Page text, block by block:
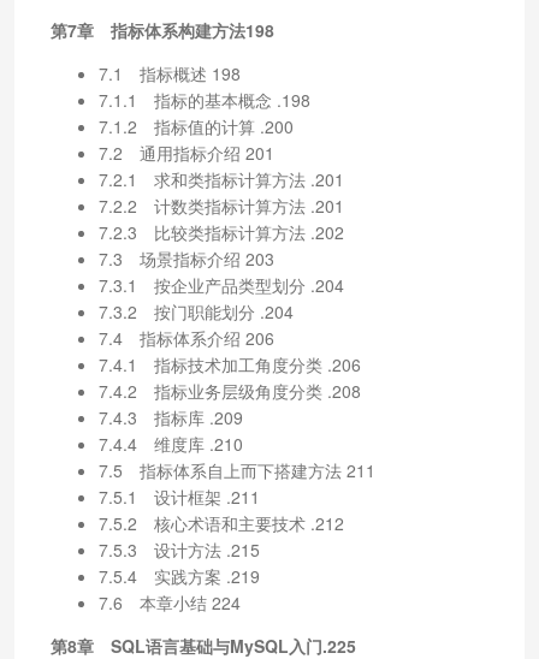
第7章 指标体系构建方法198
7.1 指标概述 198
7.1.1 指标的基本概念 .198
7.1.2 指标值的计算 .200
7.2 通用指标介绍 201
7.2.1 求和类指标计算方法 .201
7.2.2 计数类指标计算方法 .201
7.2.3 比较类指标计算方法 .202
7.3 场景指标介绍 203
7.3.1 按企业产品类型划分 .204
7.3.2 按门职能划分 .204
7.4 指标体系介绍 206
7.4.1 指标技术加工角度分类 .206
7.4.2 指标业务层级角度分类 .208
7.4.3 指标库 .209
7.4.4 维度库 .210
7.5 指标体系自上而下搭建方法 211
7.5.1 设计框架 .211
7.5.2 核心术语和主要技术 .212
7.5.3 设计方法 .215
7.5.4 实践方案 .219
7.6 本章小结 224
第8章 SQL语言基础与MySQL入门.225